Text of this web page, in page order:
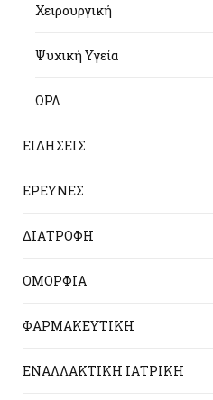
Χειρουργική
Ψυχική Υγεία
ΩΡΛ
ΕΙΔΗΣΕΙΣ
ΕΡΕΥΝΕΣ
ΔΙΑΤΡΟΦΗ
ΟΜΟΡΦΙΑ
ΦΑΡΜΑΚΕΥΤΙΚΗ
ΕΝΑΛΛΑΚΤΙΚΗ ΙΑΤΡΙΚΗ